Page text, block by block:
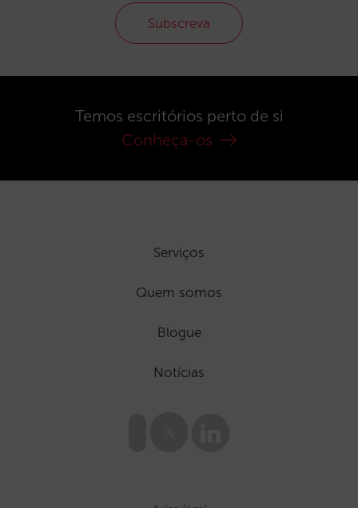
Subscreva
Temos escritórios perto de si
Conheça-os
Serviços
Quem somos
Blogue
Notícias